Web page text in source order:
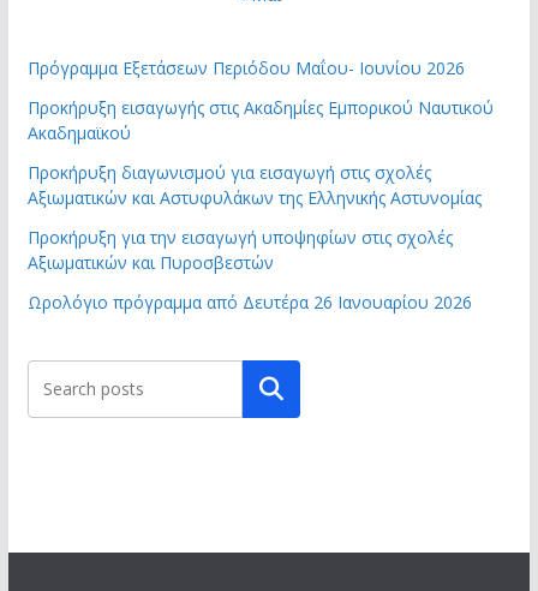
Πρόγραμμα Εξετάσεων Περιόδου Μαΐου- Ιουνίου 2026
Προκήρυξη εισαγωγής στις Ακαδημίες Εμπορικού Ναυτικού
Ακαδημαϊκού
Προκήρυξη διαγωνισμού για εισαγωγή στις σχολές
Αξιωματικών και Αστυφυλάκων της Ελληνικής Αστυνομίας
Προκήρυξη για την εισαγωγή υποψηφίων στις σχολές
Αξιωματικών και Πυροσβεστών
Ωρολόγιο πρόγραμμα από Δευτέρα 26 Ιανουαρίου 2026
Αναζήτηση